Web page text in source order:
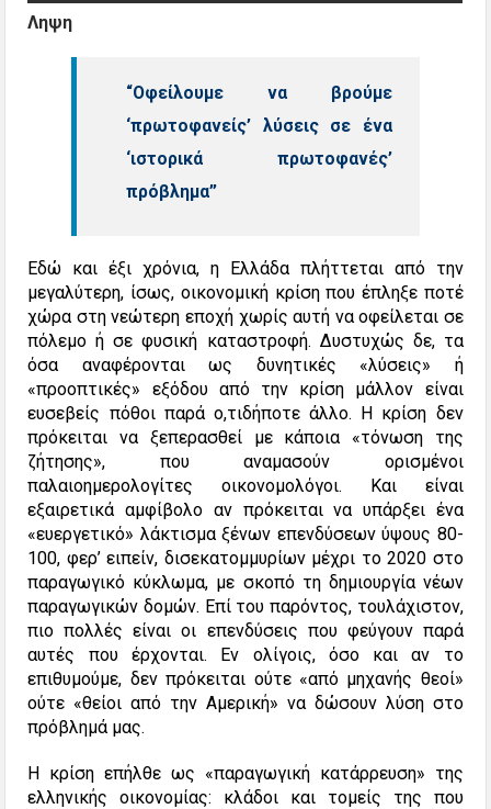
Ληψη
“Οφείλουμε να βρούμε
‘πρωτοφανείς’ λύσεις σε ένα
‘ιστορικά πρωτοφανές’
πρόβλημα”
Εδώ και έξι χρόνια, η Ελλάδα πλήττεται από την
μεγαλύτερη, ίσως, οικονομική κρίση που έπληξε ποτέ
χώρα στη νεώτερη εποχή χωρίς αυτή να οφείλεται σε
πόλεμο ή σε φυσική καταστροφή. Δυστυχώς δε, τα
όσα αναφέρονται ως δυνητικές «λύσεις» ή
«προοπτικές» εξόδου από την κρίση μάλλον είναι
ευσεβείς πόθοι παρά ο,τιδήποτε άλλο. Η κρίση δεν
πρόκειται να ξεπερασθεί με κάποια «τόνωση της
ζήτησης», που αναμασούν ορισμένοι
παλαιοημερολογίτες οικονομολόγοι. Και είναι
εξαιρετικά αμφίβολο αν πρόκειται να υπάρξει ένα
«ευεργετικό» λάκτισμα ξένων επενδύσεων ύψους 80-
100, φερ’ ειπείν, δισεκατομμυρίων μέχρι το 2020 στο
παραγωγικό κύκλωμα, με σκοπό τη δημιουργία νέων
παραγωγικών δομών. Επί του παρόντος, τουλάχιστον,
πιο πολλές είναι οι επενδύσεις που φεύγουν παρά
αυτές που έρχονται. Εν ολίγοις, όσο και αν το
επιθυμούμε, δεν πρόκειται ούτε «από μηχανής θεοί»
ούτε «θείοι από την Αμερική» να δώσουν λύση στο
πρόβλημά μας.
Η κρίση επήλθε ως «παραγωγική κατάρρευση» της
ελληνικής οικονομίας: κλάδοι και τομείς της που